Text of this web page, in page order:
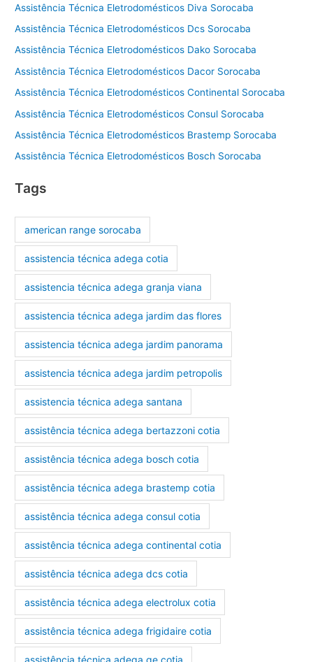
Assistência Técnica Eletrodomésticos Diva Sorocaba
Assistência Técnica Eletrodomésticos Dcs Sorocaba
Assistência Técnica Eletrodomésticos Dako Sorocaba
Assistência Técnica Eletrodomésticos Dacor Sorocaba
Assistência Técnica Eletrodomésticos Continental Sorocaba
Assistência Técnica Eletrodomésticos Consul Sorocaba
Assistência Técnica Eletrodomésticos Brastemp Sorocaba
Assistência Técnica Eletrodomésticos Bosch Sorocaba
Tags
american range sorocaba
assistencia técnica adega cotia
assistencia técnica adega granja viana
assistencia técnica adega jardim das flores
assistencia técnica adega jardim panorama
assistencia técnica adega jardim petropolis
assistencia técnica adega santana
assistência técnica adega bertazzoni cotia
assistência técnica adega bosch cotia
assistência técnica adega brastemp cotia
assistência técnica adega consul cotia
assistência técnica adega continental cotia
assistência técnica adega dcs cotia
assistência técnica adega electrolux cotia
assistência técnica adega frigidaire cotia
assistência técnica adega ge cotia